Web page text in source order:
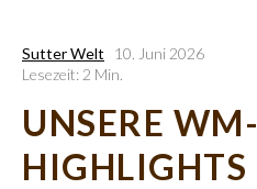
Sutter Welt
10. Juni 2026
Lesezeit: 2 Min.
UNSERE WM-
HIGHLIGHTS